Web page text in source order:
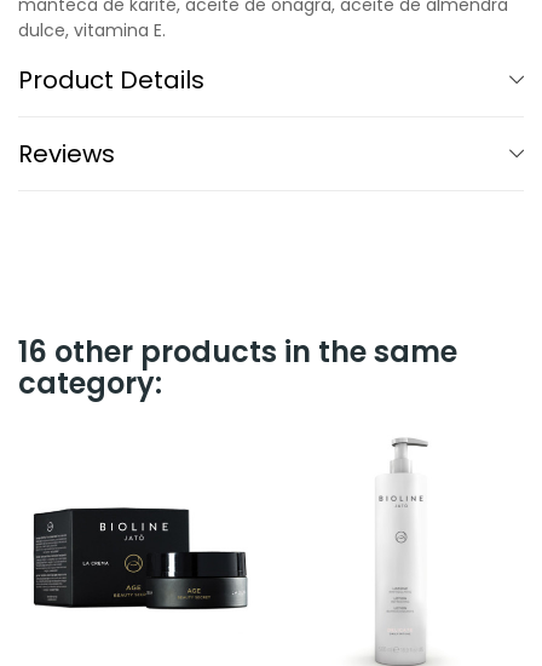
manteca de karité, aceite de onagra, aceite de almendra
dulce, vitamina E.
Product Details
Reviews
16 other products in the same
category: